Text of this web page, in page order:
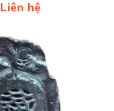
Liên hệ